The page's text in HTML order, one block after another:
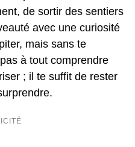
de sortir des sentiers
avec une curiosité
mais sans te
à tout comprendre
; il te suffit de rester